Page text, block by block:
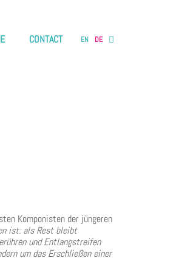
CONTACT EN DE
Komponisten der jüngeren
ist: als Rest bleibt
und Entlangstreifen
um das Erschließen einer